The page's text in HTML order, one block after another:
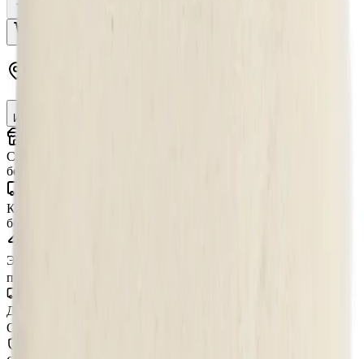
Изменить
Самовывоз (шоу-рум)
бесплатно
Курьером по Москве
бесплатно
Экспресс-доставка
по тарифу, беспл. от 15 000 ₽
Доставка СДЭК
От 350₽ по России